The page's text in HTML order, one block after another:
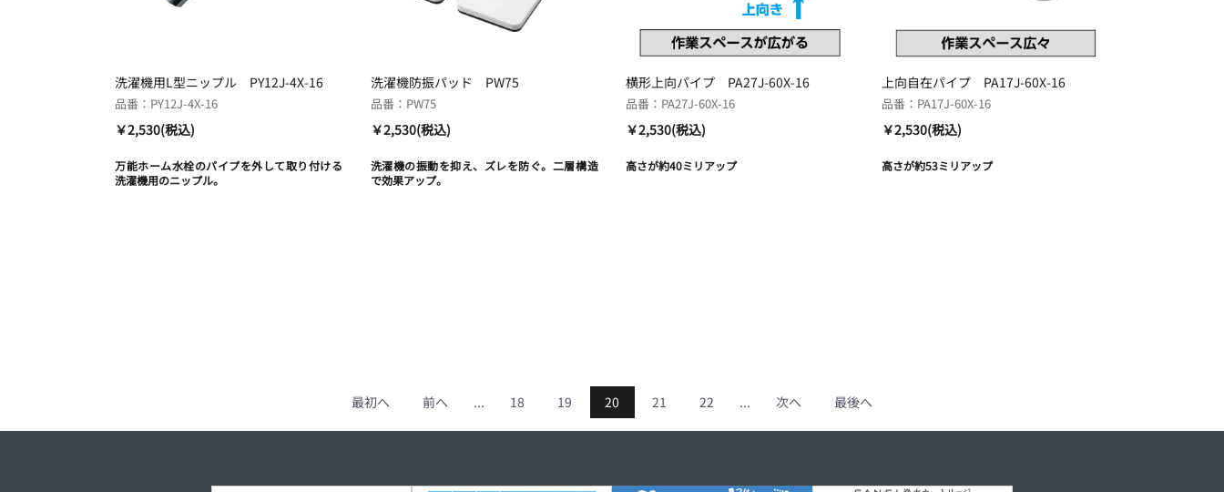
洗濯機用L型ニップル PY12J-4X-16
品番：PY12J-4X-16
￥2,530(税込)
万能ホーム水栓のパイプを外して取り付ける
洗濯機用のニップル。
洗濯機防振パッド PW75
品番：PW75
￥2,530(税込)
洗濯機の振動を抑え、ズレを防ぐ。二層構造
で効果アップ。
横形上向パイプ PA27J-60X-16
品番：PA27J-60X-16
￥2,530(税込)
高さが約40ミリアップ
上向自在パイプ PA17J-60X-16
品番：PA17J-60X-16
￥2,530(税込)
高さが約53ミリアップ
最初へ 前へ ... 18 19 20 21 22 ... 次へ 最後へ